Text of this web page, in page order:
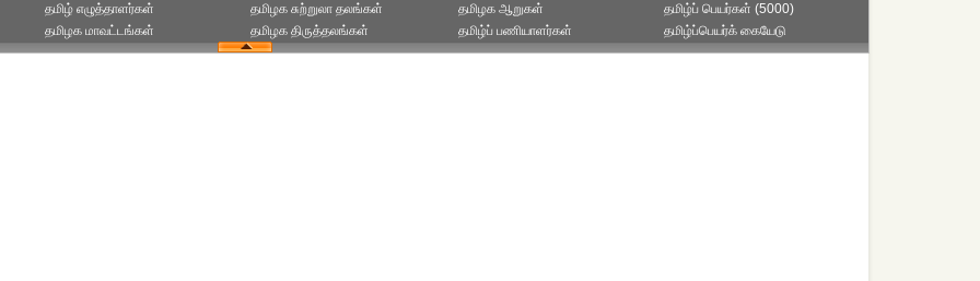
தமிழ் எழுத்தாளர்கள்
தமிழக மாவட்டங்கள்
தமிழக சுற்றுலா தலங்கள்
தமிழக திருத்தலங்கள்
தமிழக ஆறுகள்
தமிழ்ப் பணியாளர்கள்
தமிழ்ப் பெயர்கள் (5000)
தமிழ்ப்பெயர்க் கையேடு